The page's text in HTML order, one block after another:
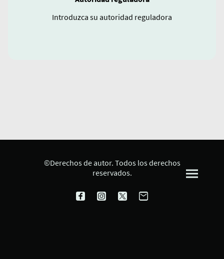
Introduzca su autoridad reguladora
©Derechos de autor. Todos los derechos
reservados.